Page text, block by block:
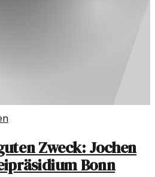
Zweck: Jochen
Bonn